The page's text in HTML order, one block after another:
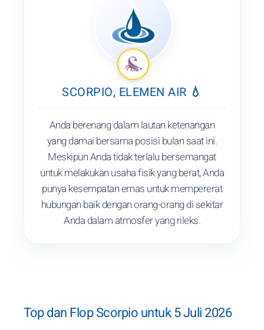
SCORPIO, ELEMEN AIR 💧
Anda berenang dalam lautan ketenangan
yang damai bersama posisi bulan saat ini.
Meskipun Anda tidak terlalu bersemangat
untuk melakukan usaha fisik yang berat, Anda
punya kesempatan emas untuk mempererat
hubungan baik dengan orang-orang di sekitar
Anda dalam atmosfer yang rileks.
Top dan Flop Scorpio untuk 5 Juli 2026